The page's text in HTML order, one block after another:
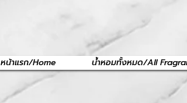
หน้าแรก/Home น้ำหอมทั้งหมด/All